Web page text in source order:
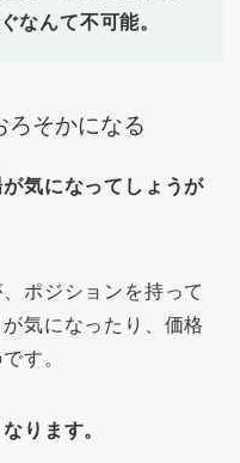
なんて不可能。
ろそかになる
気になってしょうが
ポジションを持って
気になったり、価格
す。
ります。